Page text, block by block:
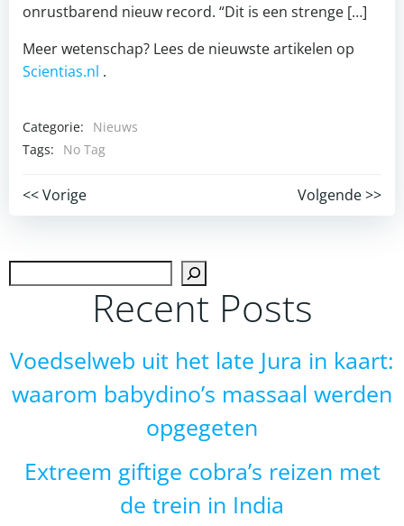
onrustbarend nieuw record. “Dit is een strenge […]
Meer wetenschap? Lees de nieuwste artikelen op
Scientias.nl .
Categorie:
Nieuws
Tags:
No Tag
Post
navigation
<< Vorige
Post
navigation
Volgende >>
Recent Posts
Voedselweb uit het late Jura in kaart:
waarom babydino’s massaal werden
opgegeten
Extreem giftige cobra’s reizen met
de trein in India